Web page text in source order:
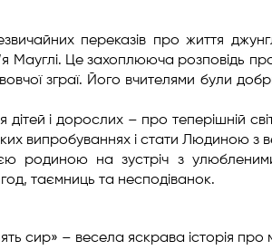
переказів про життя
Мауглі. Це захоплююча розповідь
зграї. Його вчителями були
і дорослих – про теперішній
випробуваннях і стати Людиною з
родиною на зустріч з
таємниць та несподіванок.
сир» – весела яскрава історія про